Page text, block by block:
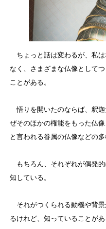
ちょっと話は変わるが、私
なく、さまざまな仏像として
ことがある。
悟りを開いたのならば、釈
ぜそのほかの権能をもった仏
と言われる眷属の仏像などの
もちろん、それぞれが偶発
知している。
それがつくられる動機や背
るけれど、知っていることがあ